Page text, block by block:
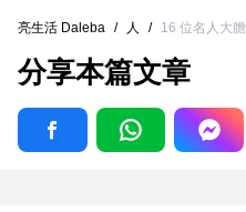
亮生活 Daleba / 人 / 16 位名人大
分享本篇文章